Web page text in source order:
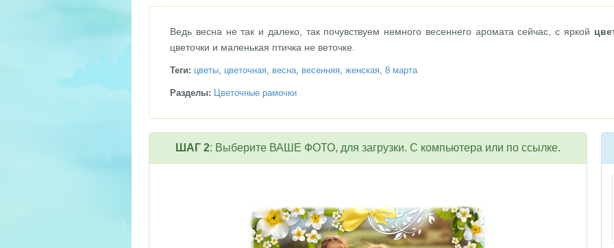
Ведь весна не так и далеко, так почувствуем немного весеннего аромата сейчас, с яркой
цветочки и маленькая птичка не веточке.
Теги: цветы, цветочная, весна, весенняя, женская, 8 марта
Разделы: Цветочные рамочки
ШАГ 2: Выберите ВАШЕ ФОТО, для загрузки. С компьютера или по ссылке.